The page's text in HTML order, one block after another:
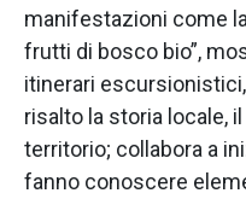
manifestazioni come
frutti di bosco bio”,
itinerari
risalto la storia locale,
territorio; collabora a
fanno conoscere